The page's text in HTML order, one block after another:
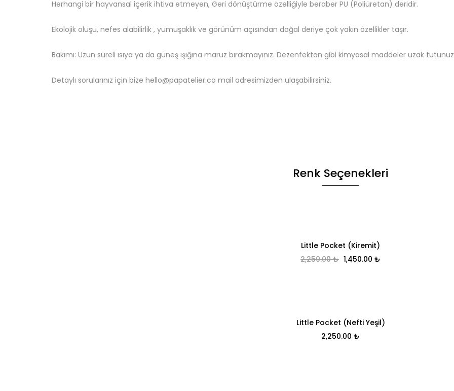
Herhangi bir hayvansal içerik ihtiva etmeyen, Geri dönüştürme özelliğiyle beraber PU (Poliüretan) deridir.
Ekolojik oluşu, nefes alabilirlik , yumuşaklık ve görünüm açısından doğal deriye çok yakın özellikler taşır.
Bakımı: Uzun süreli ısıya ya da güneş ışığına maruz bırakmayınız. Dezenfektan gibi kimyasal maddeler uzak
Detaylı sorularınız için bize hello@papatelier.co mail adresimizden ulaşabilirsiniz.
Renk Seçenekleri
Little Pocket (Kiremit)
2,250.00₺ Orijinal fiyat: 2,250.00 ₺.
1,450.00 ₺
Little Pocket (Nefti Yeşil)
2,250.00 ₺